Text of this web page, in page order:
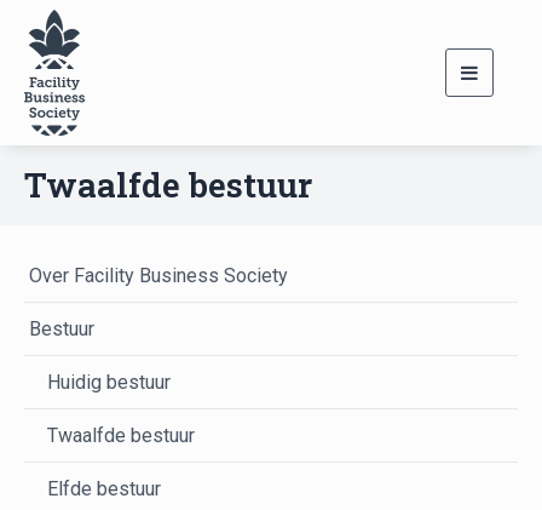
Toggle
Twaalfde bestuur
Over Facility Business Society
Bestuur
Huidig bestuur
Twaalfde bestuur
Elfde bestuur